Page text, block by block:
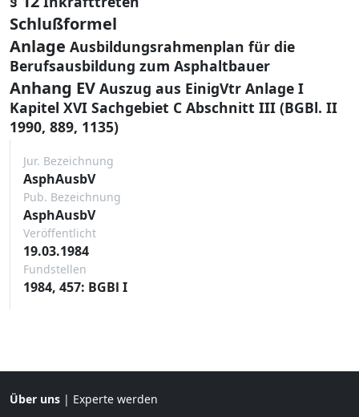
Schlußformel
Anlage Ausbildungsrahmenplan für die
Berufsausbildung zum Asphaltbauer
Anhang EV Auszug aus EinigVtr Anlage I
Kapitel XVI Sachgebiet C Abschnitt III (BGBl. II
1990, 889, 1135)
Jur. Bezeichnung
AsphAusbV
Pub. Bezeichnung
AsphAusbV
Veröffentlicht
19.03.1984
Fundstellen
1984, 457: BGBl I
Über uns | Experte werden